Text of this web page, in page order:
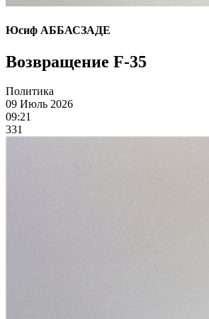
Юсиф АББАСЗАДЕ
Возвращение F-35
Политика
09 Июль 2026
09:21
331